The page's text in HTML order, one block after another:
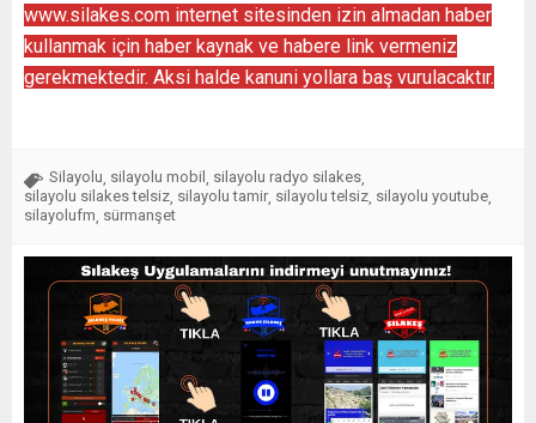
www.silakes.com internet sitesinden izin almadan haber
kullanmak için haber kaynak ve habere link vermeniz
gerekmektedir. Aksi halde kanuni yollara baş vurulacaktır.
Silayolu silayolu mobil silayolu radyo silakes
silayolu silakes telsiz silayolu tamir silayolu telsiz silayolu youtube
silayolufm sürmanşet